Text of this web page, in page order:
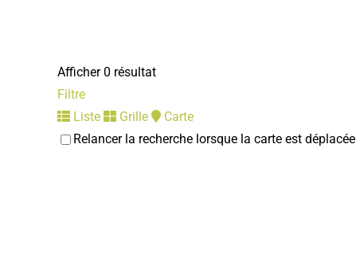
Afficher 0 résultat
Filtre
Liste
Grille
Carte
Relancer la recherche lorsque la carte est déplacée